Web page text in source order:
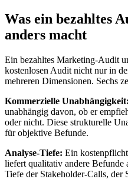
Was ein bezahltes
anders macht
Ein bezahltes Marketing-Audit
kostenlosen Audit nicht nur in
mehreren Dimensionen. Sechs
Kommerzielle Unabhängigkeit:
unabhängig davon, ob er
oder nicht. Diese strukturelle
für objektive Befunde.
Analyse-Tiefe: Ein
liefert qualitativ andere Befunde
Tiefe der Stakeholder-Calls,